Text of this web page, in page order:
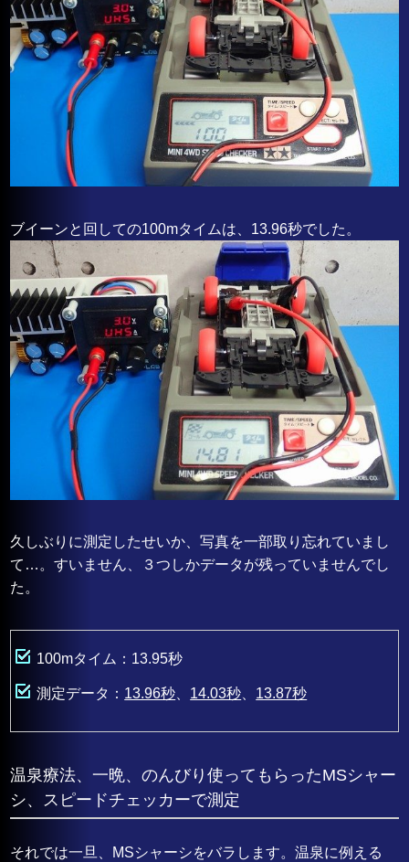
ブイーンと回しての100mタイムは、13.96秒でした。
久しぶりに測定したせいか、写真を一部取り忘れていまし
て…。すいません、３つしかデータが残っていませんでし
た。
100mタイム：13.95秒
測定データ： 13.96秒 14.03秒 13.87秒
温泉療法、一晩、のんびり使ってもらったMSシャー
シ、スピードチェッカーで測定
それでは一旦、MSシャーシをバラします。温泉に例える